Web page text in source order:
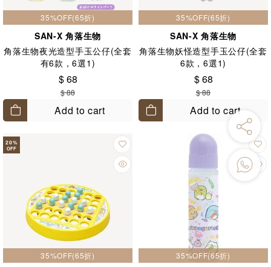
35%OFF(65折)
SAN-X 角落生物
角落生物夜光造型手玉公仔(全套
有6款，6選1)
$ 68
$ 88
Add to cart
35%OFF(65折)
SAN-X 角落生物
角落生物妖怪造型手玉公仔(全套
6款，6選1)
$ 68
$ 88
Add to cart
20%
OFF
35%OFF(65折) 35%OFF(65折)